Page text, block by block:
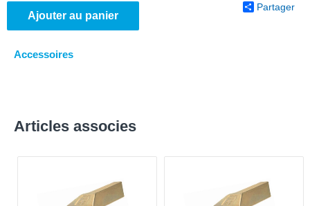
Ajouter au panier
Partager
Accessoires
Articles associes